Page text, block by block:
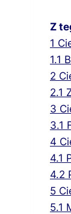
Z
1
1.1
2
2.1
3
3.1
4
4.1
4.2
5
5.1